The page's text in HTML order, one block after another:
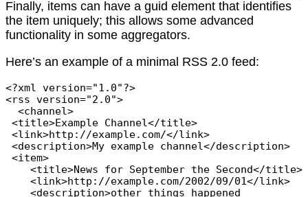
Finally, items can have a guid element that identifies
the item uniquely; this allows some advanced
functionality in some aggregators.
Here’s an example of a minimal RSS 2.0 feed:
<?xml version="1.0"?>
<rss version="2.0">